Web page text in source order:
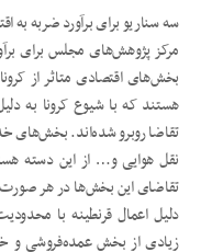
سه سناریو برای برآورد ضربه به
مرکز پژوهش‌های مجلس برای
هستند که با شیوع کرونا به
تقاضا روبرو شده‌اند. بخش‌های
نقل هوایی و… از این دسته
تقاضای این بخش‌ها در هر صورت
دلیل اعمال قرنطینه با
زیادی از بخش عمده‌فروشی و